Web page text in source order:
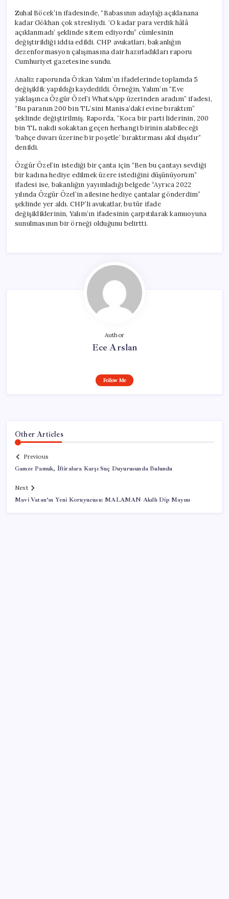
Zuhal Böcek’in ifadesinde, “Babasının adaylığı açıklanana
kadar Gökhan çok stresliydi. ‘O kadar para verdik hâlâ
açıklanmadı’ şeklinde sitem ediyordu” cümlesinin
değiştirildiği iddia edildi. CHP avukatları, bakanlığın
dezenformasyon çalışmasına dair hazırladıkları raporu
Cumhuriyet gazetesine sundu.
Analiz raporunda Özkan Yalım’ın ifadelerinde toplamda 5
değişiklik yapıldığı kaydedildi. Örneğin, Yalım’ın “Eve
yaklaşınca Özgür Özel’i WhatsApp üzerinden aradım” ifadesi,
“Bu paranın 200 bin TL’sini Manisa’daki evine bıraktım”
şeklinde değiştirilmiş. Raporda, “Koca bir parti liderinin, 200
bin TL nakdi sokaktan geçen herhangi birinin alabileceği
‘bahçe duvarı üzerine bir poşetle’ bıraktırması akıl dışıdır”
denildi.
Özgür Özel’in istediği bir çanta için “Ben bu çantayı sevdiği
bir kadına hediye edilmek üzere istediğini düşünüyorum”
ifadesi ise, bakanlığın yayımladığı belgede “Ayrıca 2022
yılında Özgür Özel’in ailesine hediye çantalar gönderdim”
şeklinde yer aldı. CHP’li avukatlar, bu tür ifade
değişikliklerinin, Yalım’ın ifadesinin çarpıtılarak kamuoyuna
sunulmasının bir örneği olduğunu belirtti.
Author
Ece Arslan
Follow Me
Other Articles
Previous
Gamze Pamuk, İftiralara Karşı Suç Duyurusunda Bulundu
Next
Mavi Vatan’ın Yeni Koruyucusu: MALAMAN Akıllı Dip Mayını